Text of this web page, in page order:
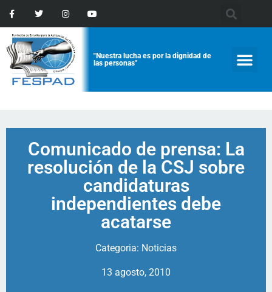
"Nuestra lucha es por la dignidad de
las personas"
Comunicado de prensa: La
resolución de la CSJ sobre
candidaturas
independientes debe
acatarse
Categoria: Noticias
13 agosto, 2010